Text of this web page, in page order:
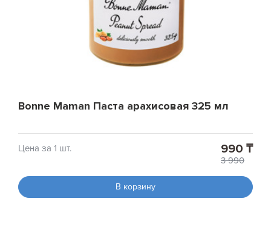
Bonne Maman Паста арахисовая 325 мл
Цена за 1 шт. 990 ₸
3 990
В корзину